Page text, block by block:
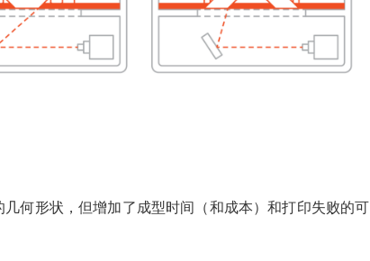
何形状，但增加了成型时间（和成本）和打印失败的可